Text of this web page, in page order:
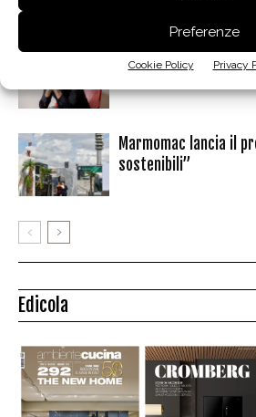
Preferenze
Cookie Policy Privacy
Carlo Ratti, al di là
Marmomac lancia il
sostenibili”
Edicola